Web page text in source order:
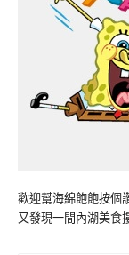
歡迎幫海綿飽飽按
又發現一間內湖美食